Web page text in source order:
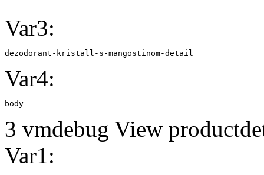
Var3:
dezodorant-kristall-s-mangostinom-detail
Var4:
body
3 vmdebug View
Var1: